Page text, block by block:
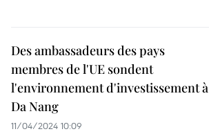
Des ambassadeurs des pays
membres de l'UE sondent
l'environnement d'investissement à
Da Nang
11/04/2024 10:09